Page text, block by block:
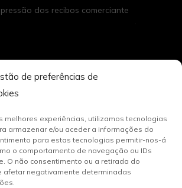
de preferências de
melhores experiências, utilizamos tecnologias
armazenar e/ou aceder a informações do
para estas tecnologias permitir-nos-á
o comportamento de navegação ou IDs
O não consentimento ou a retirada do
afetar negativamente determinadas
dos recibos comerciante